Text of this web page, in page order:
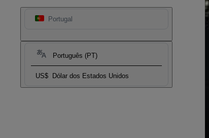
Portugal
Português (PT)
US$ Dólar dos Estados Unidos